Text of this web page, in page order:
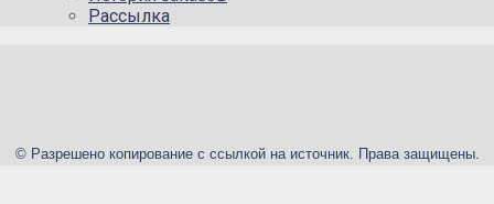
Рассылка
© Разрешено копирование с ссылкой на источник. Права защищены.